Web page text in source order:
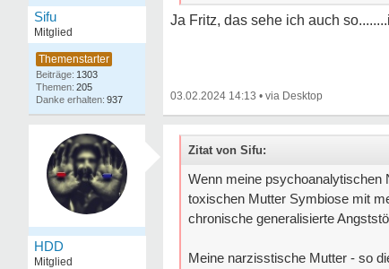
Sifu
Mitglied
1303
205
937
Ja Fritz, das sehe ich auch
03.02.2024 14:13 •
HDD
Mitglied
Zitat von Sifu:
Wenn meine psychoanalytischen
toxischen Mutter Symbiose mit
chronische generalisierte
Meine narzisstische Mutter - so